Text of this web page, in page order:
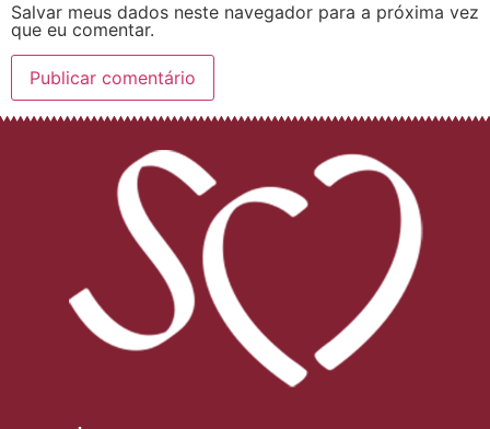
Salvar meus dados neste navegador para a próxima vez
que eu comentar.